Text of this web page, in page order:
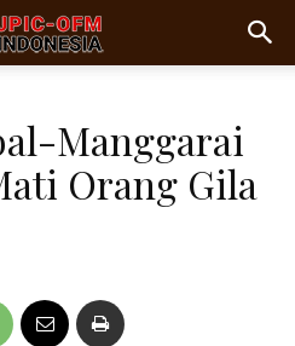
Manggarai
Orang Gila